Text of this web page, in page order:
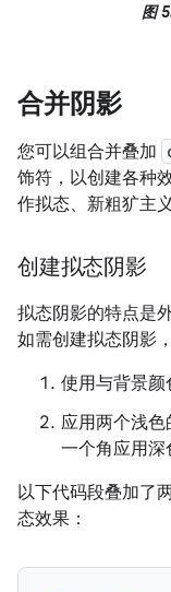
图
合并阴影
您可以组合并叠加
饰符，以创建各种
作拟态、新粗犷主
创建拟态阴影
拟态阴影的特点是
如需创建拟态阴影
使用与背景颜
应用两个浅
一个角应用深
以下代码段叠加了
态效果：